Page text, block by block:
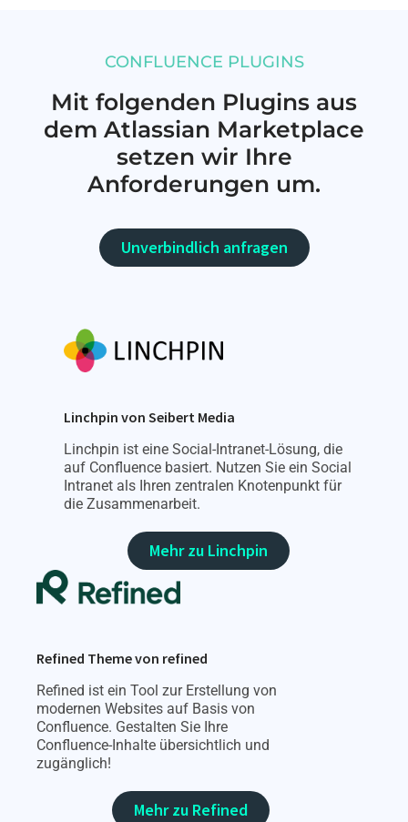
CONFLUENCE PLUGINS
Mit folgenden Plugins aus
dem Atlassian Marketplace
setzen wir Ihre
Anforderungen um.
Unverbindlich anfragen
Linchpin von Seibert Media
Linchpin ist eine Social-Intranet-Lösung, die
auf Confluence basiert. Nutzen Sie ein Social
Intranet als Ihren zentralen Knotenpunkt für
die Zusammenarbeit.
Mehr zu Linchpin
Refined Theme von refined
Refined ist ein Tool zur Erstellung von
modernen Websites auf Basis von
Confluence. Gestalten Sie Ihre
Confluence-Inhalte übersichtlich und
zugänglich!
Mehr zu Refined